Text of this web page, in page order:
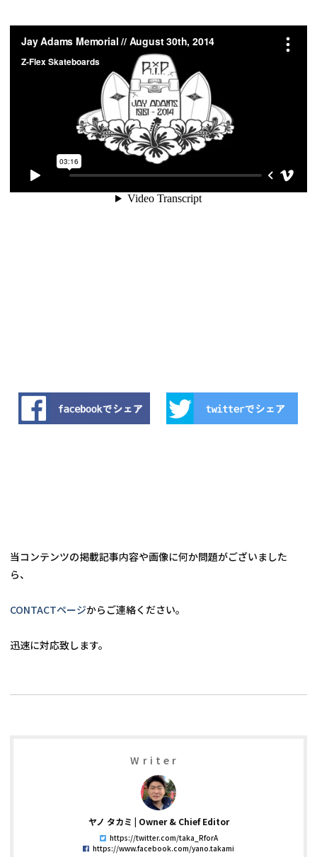
当コンテンツの掲載記事内容や画像に何か問題がございました
ら、
CONTACTページからご連絡ください。
Writer
ヤノ タカミ Owner & Chief Editor
https://twitter.com/taka_RforA
https://www.facebook.com/yano.takami